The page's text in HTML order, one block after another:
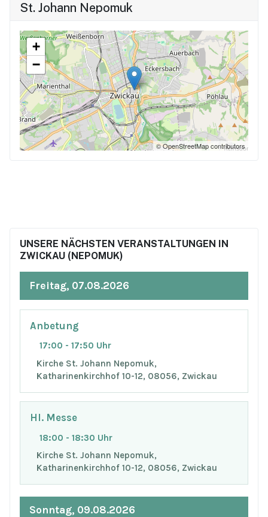
St. Johann Nepomuk
+
−
© OpenStreetMap contributors
UNSERE NÄCHSTEN VERANSTALTUNGEN IN
ZWICKAU (NEPOMUK)
Freitag, 07.08.2026
Anbetung
17:00 - 17:50 Uhr
Kirche St. Johann Nepomuk,
Katharinenkirchhof 10-12, 08056, Zwickau
Hl. Messe
18:00 - 18:30 Uhr
Kirche St. Johann Nepomuk,
Katharinenkirchhof 10-12, 08056, Zwickau
Sonntag, 09.08.2026